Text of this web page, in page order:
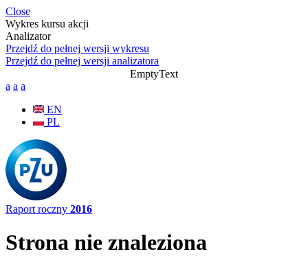
Przejdź do treści
Close
Wykres kursu akcji
Analizator
Przejdź do pełnej wersji wykresu
Przejdź do pełnej wersji analizatora
EmptyText
a a a
EN
PL
Raport roczny 2016
Strona nie znaleziona